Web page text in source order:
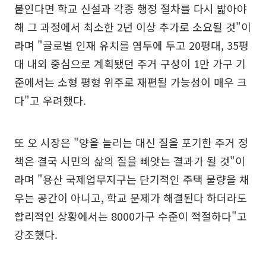
붙인다면 학교 신설과 각종 행정 절차를 다시 밟아야
해 그 과정에서 최소한 2년 이상 추가로 소요될 것"이
라며 "글로벌 인재 유치를 염두에 두고 20평대, 35평
대 내외 중심으로 계획됐던 주거 구성이 1만 가구 기
준에서는 소형 평형 위주로 재편될 가능성이 매우 크
다"고 우려했다.
또 오 시장은 "양을 늘리는 대신 질을 포기한 주거 정
책은 결국 시민의 삶의 질을 빼앗는 결과가 될 것"이
라며 "용산 국제업무지구는 단기적인 주택 물량을 채
우는 공간이 아니고, 학교 문제가 해결된다 하더라도
합리적인 상황에서는 8000가구 수준이 적절하다"고
강조했다.